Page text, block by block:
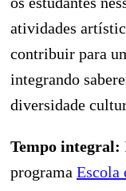
atividades
contribuir para
integrando
diversidade
Tempo integral:
programa Escola